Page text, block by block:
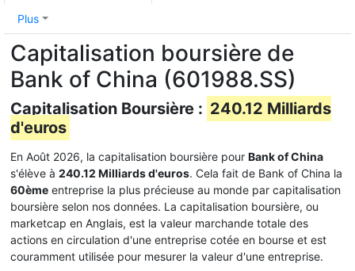
Plus
Capitalisation boursière de
Bank of China (601988.SS)
Capitalisation Boursière : 240.12 Milliards
d'euros
En Août 2026, la capitalisation boursière pour Bank of China
s'élève à 240.12 Milliards d'euros. Cela fait de Bank of China la
60ème entreprise la plus précieuse au monde par capitalisation
boursière selon nos données. La capitalisation boursière, ou
marketcap en Anglais, est la valeur marchande totale des
actions en circulation d'une entreprise cotée en bourse et est
couramment utilisée pour mesurer la valeur d'une entreprise.